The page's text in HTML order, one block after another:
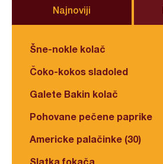
Najnoviji
Šne-nokle kolač
Čoko-kokos sladoled
Galete Bakin kolač
Pohovane pečene paprike
Americke palačinke (30)
Slatka fokača